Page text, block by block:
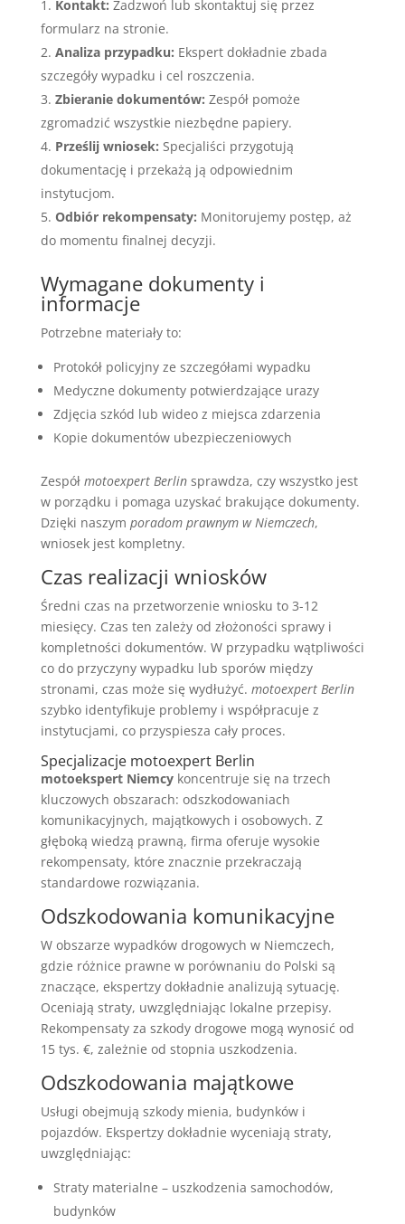
Kontakt: Zadzwoń lub skontaktuj się przez
formularz na stronie.
Analiza przypadku: Ekspert dokładnie zbada
szczegóły wypadku i cel roszczenia.
Zbieranie dokumentów: Zespół pomoże
zgromadzić wszystkie niezbędne papiery.
Prześlij wniosek: Specjaliści przygotują
dokumentację i przekażą ją odpowiednim
instytucjom.
Odbiór rekompensaty: Monitorujemy postęp, aż
do momentu finalnej decyzji.
Wymagane dokumenty i
informacje
Potrzebne materiały to:
Protokół policyjny ze szczegółami wypadku
Medyczne dokumenty potwierdzające urazy
Zdjęcia szkód lub wideo z miejsca zdarzenia
Kopie dokumentów ubezpieczeniowych
Zespół motoexpert Berlinsprawdza, czy wszystko jest
w porządku i pomaga uzyskać brakujące dokumenty.
Dzięki naszym poradom prawnym w Niemczech,
wniosek jest kompletny.
Czas realizacji wniosków
Średni czas na przetworzenie wniosku to 3-12
miesięcy. Czas ten zależy od złożoności sprawy i
kompletności dokumentów. W przypadku wątpliwości
co do przyczyny wypadku lub sporów między
stronami, czas może się wydłużyć. motoexpert Berlin
szybko identyfikuje problemy i współpracuje z
instytucjami, co przyspiesza cały proces.
Specjalizacje motoexpert Berlin
motoekspert Niemcykoncentruje się na trzech
kluczowych obszarach: odszkodowaniach
komunikacyjnych, majątkowych i osobowych. Z
głęboką wiedzą prawną, firma oferuje wysokie
rekompensaty, które znacznie przekraczają
standardowe rozwiązania.
Odszkodowania komunikacyjne
W obszarze wypadków drogowych w Niemczech,
gdzie różnice prawne w porównaniu do Polski są
znaczące, ekspertzy dokładnie analizują sytuację.
Oceniają straty, uwzględniając lokalne przepisy.
Rekompensaty za szkody drogowe mogą wynosić od
15 tys. €, zależnie od stopnia uszkodzenia.
Odszkodowania majątkowe
Usługi obejmują szkody mienia, budynków i
pojazdów. Ekspertzy dokładnie wyceniają straty,
uwzględniając:
Straty materialne – uszkodzenia samochodów,
budynków